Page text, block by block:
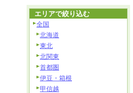
エリアで絞り込む
全国
北海道
東北
北関東
首都圏
伊豆・箱根
甲信越